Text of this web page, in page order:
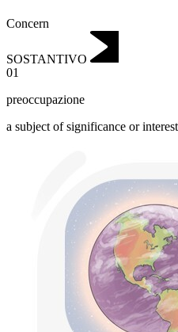
Concern
SOSTANTIVO
01
preoccupazione
a subject of significance or